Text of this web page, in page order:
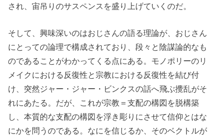
され、宙吊りのサスペンスを盛り上げていくのだ。
そして、興味深いのはおじさんの語る理論が、おじさん
にとっての論理で構成されており、段々と陰謀論的なも
のであることがわかってくる点にある。モノポリーのリ
メイクにおける反復性と宗教における反復性を結び付
け、突然ジャー・ジャー・ビンクスの話へ飛ぶ攪乱がそ
れにあたる。だが、これが宗教＝支配の構図を脱構築
し、本質的な支配の構図を浮き彫りにさせて信仰とはな
にかを問うのである。なにを信じるか、そのベクトルが